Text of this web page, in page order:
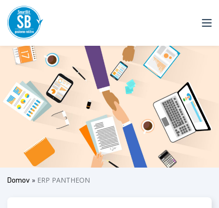
Domov » ERP PANTHEON